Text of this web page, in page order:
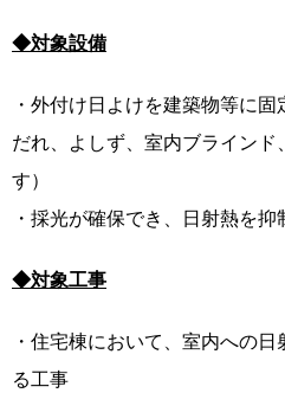
◆対象設備
・外付け日よけを建築物等に
だれ、よしず、室内ブライン
す）
・採光が確保でき、日射熱を
◆対象工事
・住宅棟において、室内への
る工事